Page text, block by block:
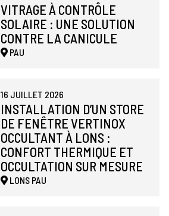
VITRAGE À CONTRÔLE
SOLAIRE : UNE SOLUTION
CONTRE LA CANICULE
PAU
16 JUILLET 2026
INSTALLATION D’UN STORE
DE FENÊTRE VERTINOX
OCCULTANT À LONS :
CONFORT THERMIQUE ET
OCCULTATION SUR MESURE
LONS PAU